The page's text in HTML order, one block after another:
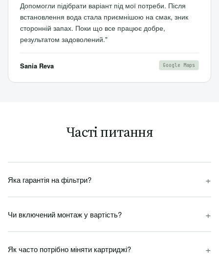
Допомогли підібрати варіант під мої потреби. Після
встановлення вода стала приємнішою на смак, зник
сторонній запах. Поки що все працює добре,
результатом задоволений."
Sania Reva Google Maps
Часті питання
Яка гарантія на фільтри? +
Чи включений монтаж у вартість? +
Як часто потрібно міняти картриджі? +